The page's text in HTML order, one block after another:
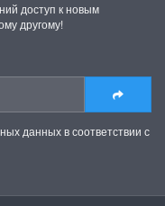
доступ к новым
другому!
данных в соответствии с